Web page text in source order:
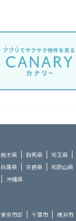
栃木県 群馬県 埼玉県
兵庫県 奈良県 和歌山県
沖縄県
東京市部 千葉市 横浜市